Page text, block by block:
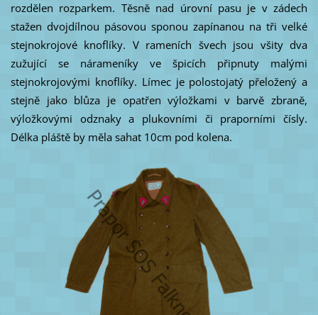
rozdělen rozparkem. Těsně nad úrovní pasu je v zádech
stažen dvojdílnou pásovou sponou zapínanou na tři velké
stejnokrojové knoflíky. V rameních švech jsou všity dva
zužující se nárameníky ve špicích připnuty malými
stejnokrojovými knoflíky. Límec je polostojatý přeložený a
stejně jako blůza je opatřen výložkami v barvě zbraně,
výložkovými odznaky a plukovními či praporními čísly.
Délka pláště by měla sahat 10cm pod kolena.